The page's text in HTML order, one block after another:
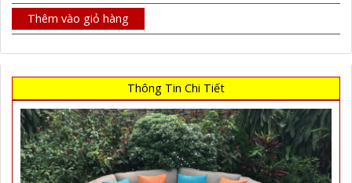
Thêm vào giỏ hàng
Thông Tin Chi Tiết